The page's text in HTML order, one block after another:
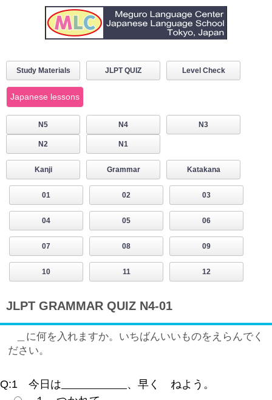
Study Materials JLPT QUIZ Level Check
Japanese lessons
N5 N4 N3
N2 N1
Kanji Grammar Katakana
01 02 03
04 05 06
07 08 09
10 11 12
JLPT GRAMMAR QUIZ N4-01
＿に何を入れますか。いちばんいいものをえらんでく
ださい。
Q:1 今日は
、早く ねよう。